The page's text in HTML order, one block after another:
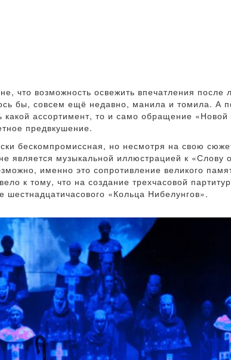
что возможность освежить впечатления после
бы, совсем ещё недавно, манила и томила. А
какой ассортимент, то и само обращение
предвкушение.
бескомпромиссная, но несмотря на свою
является музыкальной иллюстрацией к «Слову
именно это сопротивление великого
к тому, что на создание трехчасовой
«Кольца Нибелунгов».